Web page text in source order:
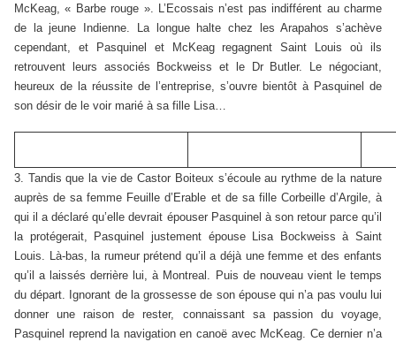
McKeag, « Barbe rouge ». L’Ecossais n’est pas indifférent au charme
de la jeune Indienne. La longue halte chez les Arapahos s’achève
cependant, et Pasquinel et McKeag regagnent Saint Louis où ils
retrouvent leurs associés Bockweiss et le Dr Butler. Le négociant,
heureux de la réussite de l’entreprise, s’ouvre bientôt à Pasquinel de
son désir de le voir marié à sa fille Lisa…
3. Tandis que la vie de Castor Boiteux s’écoule au rythme de la nature
auprès de sa femme Feuille d’Erable et de sa fille Corbeille d’Argile, à
qui il a déclaré qu’elle devrait épouser Pasquinel à son retour parce qu’il
la protégerait, Pasquinel justement épouse Lisa Bockweiss à Saint
Louis. Là-bas, la rumeur prétend qu’il a déjà une femme et des enfants
qu’il a laissés derrière lui, à Montreal. Puis de nouveau vient le temps
du départ. Ignorant de la grossesse de son épouse qui n’a pas voulu lui
donner une raison de rester, connaissant sa passion du voyage,
Pasquinel reprend la navigation en canoë avec McKeag. Ce dernier n’a